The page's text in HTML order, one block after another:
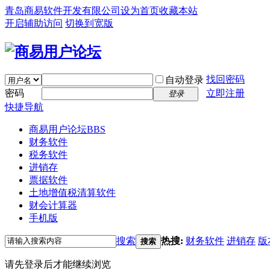
青岛商易软件开发有限公司 设为首页收藏本站
开启辅助访问 切换到宽版
自动登录 找回密码
密码
登录
立即注册
快捷导航
商易用户论坛BBS
财务软件
税务软件
进销存
票据软件
土地增值税清算软件
财会计算器
手机版
搜索 搜索 热搜: 财务软件 进销存 版
请先登录后才能继续浏览